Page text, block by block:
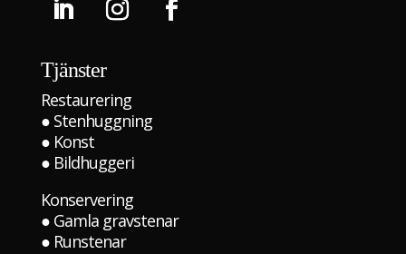
Tjänster
Restaurering
● Stenhuggning
● Konst
● Bildhuggeri
Konservering
● Gamla gravstenar
● Runstenar